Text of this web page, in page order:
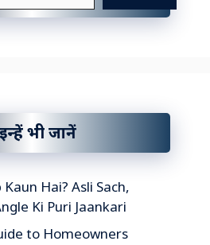
इन्हें भी जानें
Hai? Asli Sach,
Ki Puri Jaankari
to Homeowners